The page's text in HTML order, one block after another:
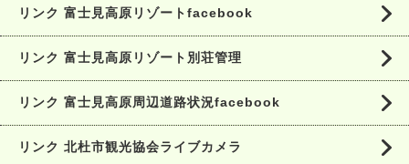
リンク 富士見高原リゾートfacebook
リンク 富士見高原リゾート別荘管理
リンク 富士見高原周辺道路状況facebook
リンク 北杜市観光協会ライブカメラ